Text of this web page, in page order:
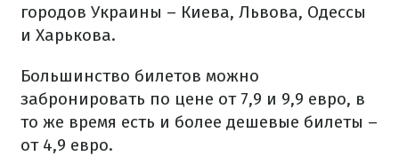
городов Украины – Киева, Львова, Одессы
и Харькова.
Большинство билетов можно
забронировать по цене от 7,9 и 9,9 евро, в
то же время есть и более дешевые билеты –
от 4,9 евро.